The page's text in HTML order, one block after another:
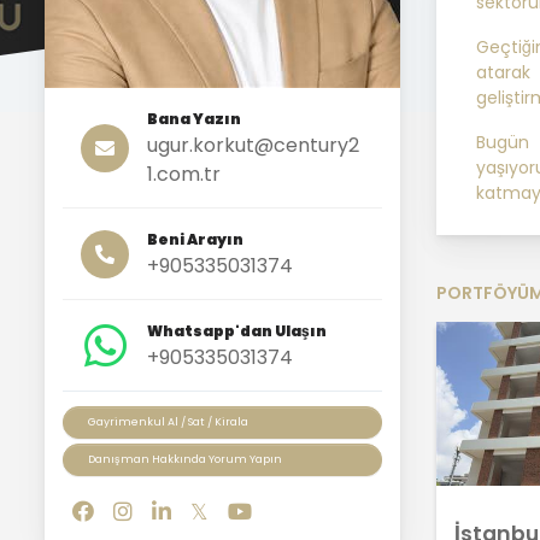
Bana Yazın
ugur.korkut@century2
1.com.tr
Beni Arayın
+905335031374
Whatsapp'dan Ulaşın
+905335031374
Gayrimenkul Al / Sat / Kirala
Danışman Hakkında Yorum Yapın
atarak